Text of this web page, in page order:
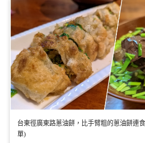
台東徑廣東路蔥油餅，比手臂粗的蔥油餅連
單)